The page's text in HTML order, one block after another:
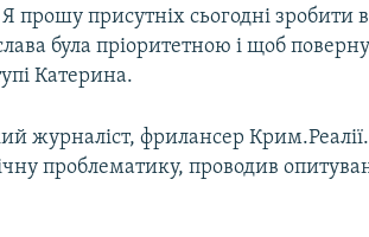
прошу присутніх сьогодні зробити
була пріоритетною і щоб
Катерина.
журналіст, фрилансер
проблематику, проводив